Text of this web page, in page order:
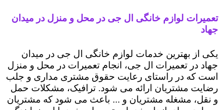
تعمیرات لوازم خانگی ال جی در محل و منزل در میدان
جهاد
یکی از بهترین خدمات لوازم خانگی ال جی در میدان
جهاد در تعمیرات ال جی، انجام تعمیرات در محل و منزل
است که در راستای رعایت حقوق مشتری مداری و جلب
رضایت مشتریان ارائه می شود. ترافیک، مشکلات حمل
و نقل، مشغله مشتریان و ... باعث می شود که مشتریان